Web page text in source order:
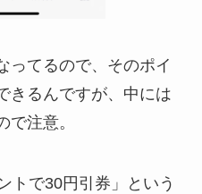
ってるので、そのポイ
きるんですが、中には
で注意。
トで30円引券」という